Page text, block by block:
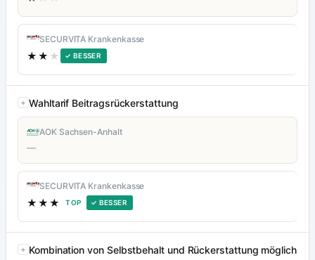
SECURVITA Krankenkasse
★★ ★ ✓ BESSER
Wahltarif Beitragsrückerstattung
AOK Sachsen-Anhalt
—
SECURVITA Krankenkasse
★★★ TOP ✓ BESSER
Kombination von Selbstbehalt und Rückerstattung möglich